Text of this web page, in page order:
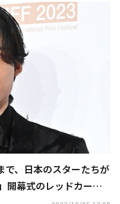
で、日本のスターたちが
開幕式のレッドカーペ